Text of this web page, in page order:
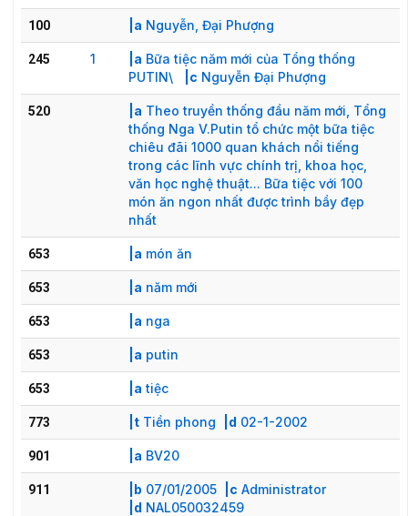
100 |a Nguyễn, Đại Phượng
245 1 |a Bữa tiệc năm mới của Tổng thống
PUTIN\
|c Nguyễn Đại Phượng
520 |a Theo truyền thống đầu năm mới, Tổng
thống Nga V.Putin tổ chức một bữa tiệc
chiêu đãi 1000 quan khách nổi tiếng
trong các lĩnh vực chính trị, khoa học,
văn học nghệ thuật... Bữa tiệc với 100
món ăn ngon nhất được trình bầy đẹp
nhất
653 |a món ăn
653 |a năm mới
653 |a nga
653 |a putin
653 |a tiệc
773 |t Tiền phong |d 02-1-2002
901 |a BV20
911 |b 07/01/2005 |c Administrator
|d NAL050032459